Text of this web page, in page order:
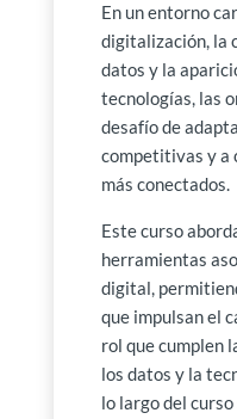
En un entorno
digitalización, la
datos y la
tecnologías, las
desafío de
competitivas y a
más conectados.
Este curso
herramientas
digital,
que impulsan el
rol que cumplen
los datos y la
lo largo del